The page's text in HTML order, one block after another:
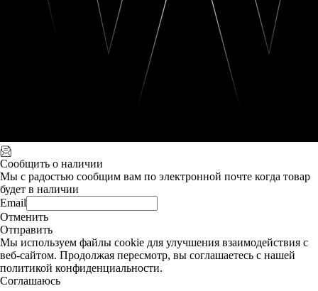
Сообщить о наличии
Мы с радостью сообщим вам по электронной почте когда товар
будет в наличии
Email
Отменить
Отправить
Мы используем файлы cookie для улучшения взаимодействия с
веб-сайтом. Продолжая пересмотр, вы соглашаетесь с нашей
политикой конфиденциальности.
Соглашаюсь